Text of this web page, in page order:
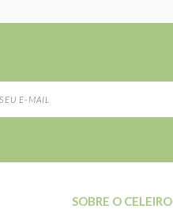
SOBRE O CELEIRO